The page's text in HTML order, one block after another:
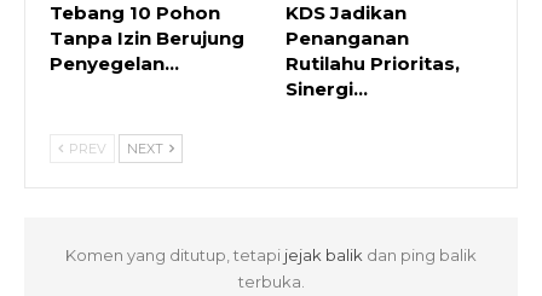
Tebang 10 Pohon
Tanpa Izin Berujung
Penyegelan…
KDS Jadikan
Penanganan
Rutilahu Prioritas,
Sinergi…
PREV NEXT
Komen yang ditutup, tetapi jejak balik dan ping balik
terbuka.